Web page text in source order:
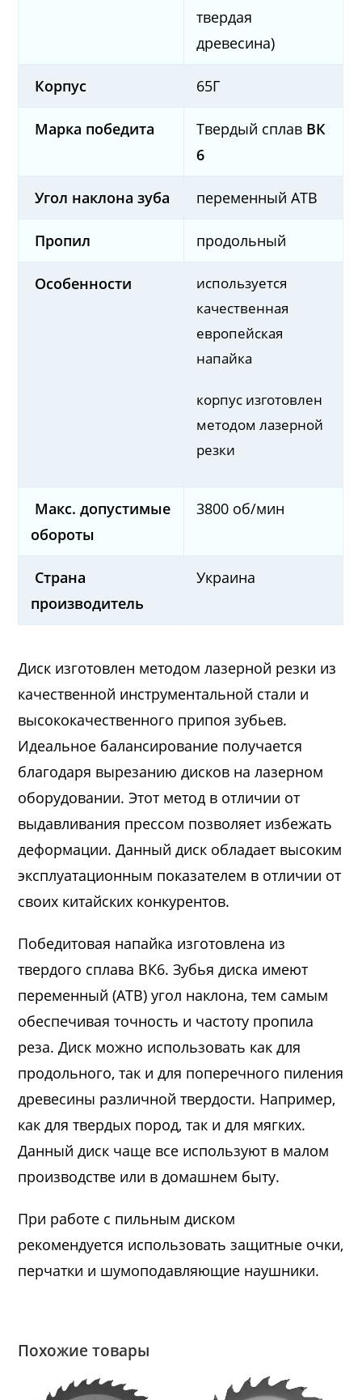
твердая
древесина)
Корпус 65Г
Марка победита Твердый сплав ВК
6
Угол наклона зуба переменный ATB
Пропил продольный
Особенности
используется
качественная
европейская
напайка
корпус изготовлен
методом лазерной
резки
Макс. допустимые
обороты
3800 об/мин
Страна
производитель
Украина
Диск изготовлен методом лазерной резки из
качественной инструментальной стали и
высококачественного припоя зубьев.
Идеальное балансирование получается
благодаря вырезанию дисков на лазерном
оборудовании. Этот метод в отличии от
выдавливания прессом позволяет избежать
деформации. Данный диск обладает высоким
эксплуатационным показателем в отличии от
своих китайских конкурентов.
Победитовая напайка изготовлена из
твердого сплава ВК6. Зубья диска имеют
переменный (ATB) угол наклона, тем самым
обеспечивая точность и частоту пропила
реза. Диск можно использовать как для
продольного, так и для поперечного пиления
древесины различной твердости. Например,
как для твердых пород, так и для мягких.
Данный диск чаще все используют в малом
производстве или в домашнем быту.
При работе с пильным диском
рекомендуется использовать защитные очки,
перчатки и шумоподавляющие наушники.
Похожие товары